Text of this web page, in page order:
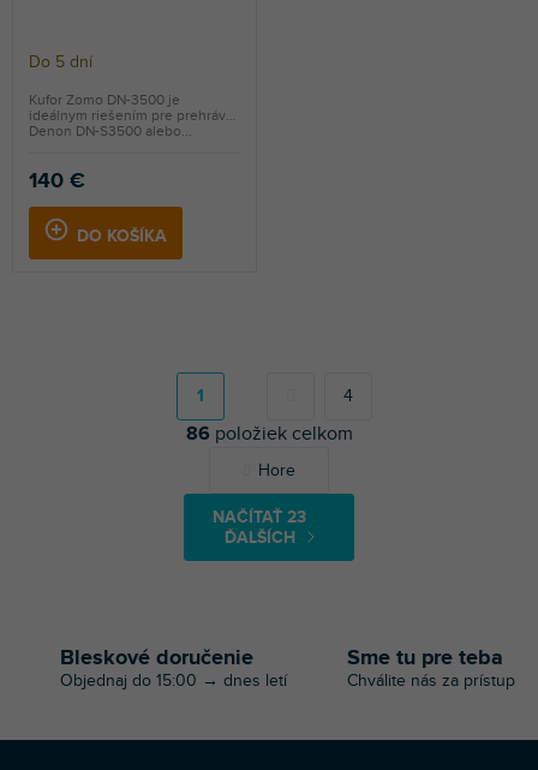
Do 5 dní
140 €
DO KOŠÍKA
Kufor Zomo DN-3500 je
ideálnym riešením pre prehrávač
Denon DN-S3500 alebo...
O
l
á
p
r
k
NAČÍTAŤ 23
ĎALŠÍCH
n
o
v
a
n
i
1 4
86 položiek celkom
Hore
Bleskové doručenie
Objednaj do 15:00 → dnes letí
Sme tu pre teba
Chválite nás za prístup